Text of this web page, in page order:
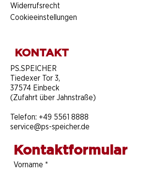
Widerrufsrecht
Cookieeinstellungen
KONTAKT
​PS.SPEICHER
Tiedexer Tor 3,
37574 Einbeck
(Zufahrt über Jahnstraße)
Telefon: +49 5561 8888
service@ps-speicher.de
Kontaktformular
Vorname *